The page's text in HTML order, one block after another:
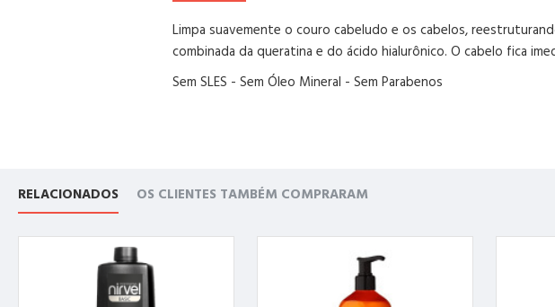
Limpa suavemente o couro cabeludo e os cabelos,
combinada da queratina e do ácido hialurônico. O cabelo fica
Sem SLES - Sem Óleo Mineral - Sem Parabenos
RELACIONADOS OS CLIENTES TAMBÉM COMPRARAM